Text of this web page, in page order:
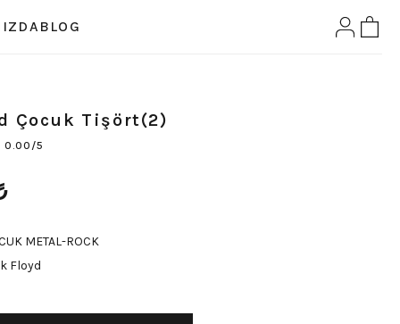
BLOG
Çocuk Tişört(2)
0.00/5
METAL-ROCK
Floyd